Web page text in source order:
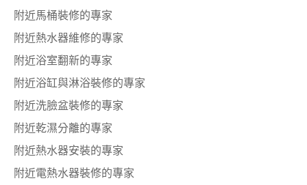
附近馬桶裝修的專家
附近熱水器維修的專家
附近浴室翻新的專家
附近浴缸與淋浴裝修的專家
附近洗臉盆裝修的專家
附近乾濕分離的專家
附近熱水器安裝的專家
附近電熱水器裝修的專家